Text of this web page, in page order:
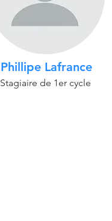
Phillipe Lafrance
Stagiaire de 1er cycle